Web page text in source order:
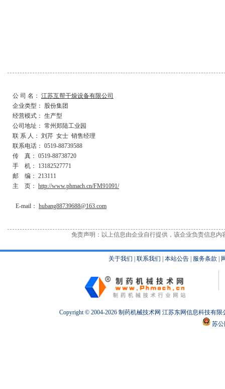
公 司 名： 江苏互帮干燥设备有限公司
企业类型： 股份集团
经营模式： 生产型
公司地址： 常州郑陆工业园
联 系 人： 刘芹 女士 销售经理
联系电话： 0519-88739588
传 真： 0519-88738720
手 机： 13182527771
邮 编： 213111
主 页： http://www.phmach.cn/FM91091/
E-mail： hubang88739688@163.com
免责声明：以上信息由企业自行提供，该企业负责信息
关于我们 联系我们 本站公告| 服务条款
Copyright © 2004-2026 制药机械技术网 江苏东网信息科技有
苏公